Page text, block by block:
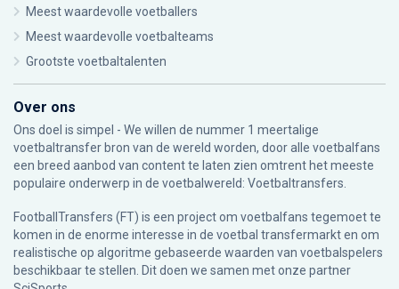
Meest waardevolle voetballers
Meest waardevolle voetbalteams
Grootste voetbaltalenten
Over ons
Ons doel is simpel - We willen de nummer 1 meertalige
voetbaltransfer bron van de wereld worden, door alle voetbalfans
een breed aanbod van content te laten zien omtrent het meeste
populaire onderwerp in de voetbalwereld: Voetbaltransfers.
FootballTransfers (FT) is een project om voetbalfans tegemoet te
komen in de enorme interesse in de voetbal transfermarkt en om
realistische op algoritme gebaseerde waarden van voetbalspelers
beschikbaar te stellen. Dit doen we samen met onze partner